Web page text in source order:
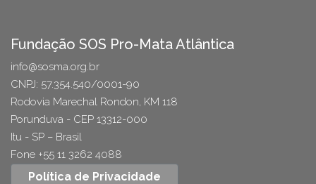
Fundação SOS Pro-Mata Atlântica
info@sosma.org.br
CNPJ: 57.354.540/0001-90
Rodovia Marechal Rondon, KM 118
Porunduva - CEP 13312-000
Itu - SP – Brasil
Fone +55 11 3262 4088
Política de Privacidade